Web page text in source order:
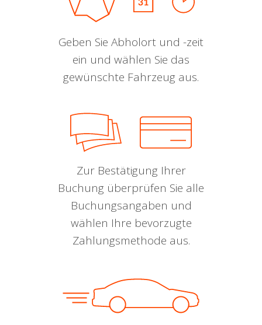
Geben Sie Abholort und -zeit
ein und wählen Sie das
gewünschte Fahrzeug aus.
Zur Bestätigung Ihrer
Buchung überprüfen Sie alle
Buchungsangaben und
wählen Ihre bevorzugte
Zahlungsmethode aus.